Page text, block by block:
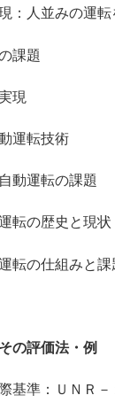
人並みの運転
題
現
運転技術
運転の課題
の歴史と現状
の仕組みと課
の評価法・例
準：ＵＮＲ－